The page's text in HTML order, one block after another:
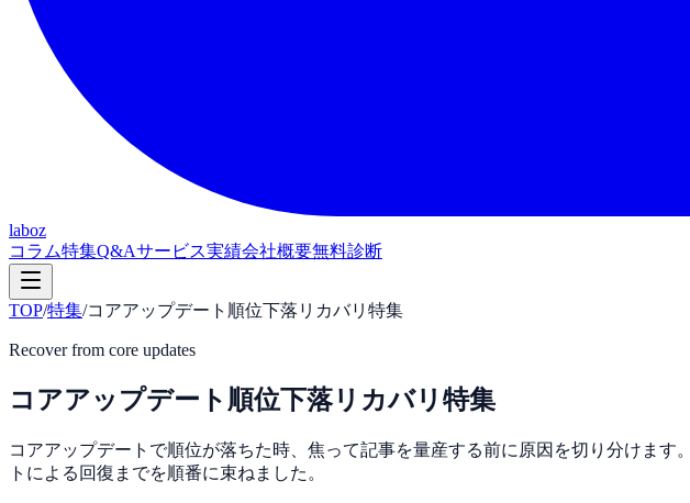
laboz
コラム特集Q&Aサービス実績会社概要無料診断
TOP/特集/コアアップデート順位下落リカバリ特集
Recover from core updates
コアアップデート順位下落リカバリ特集
コアアップデートで順位が落ちた時、焦って記事を量産する前に原因を切り分けま
トによる回復までを順番に束ねました。